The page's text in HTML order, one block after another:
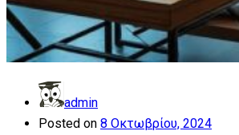
admin
Posted on 8 Οκτωβρίου, 2024